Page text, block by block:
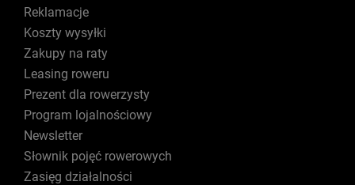
Reklamacje
Koszty wysyłki
Zakupy na raty
Leasing roweru
Prezent dla rowerzysty
Program lojalnościowy
Newsletter
Słownik pojęć rowerowych
Zasięg działalności